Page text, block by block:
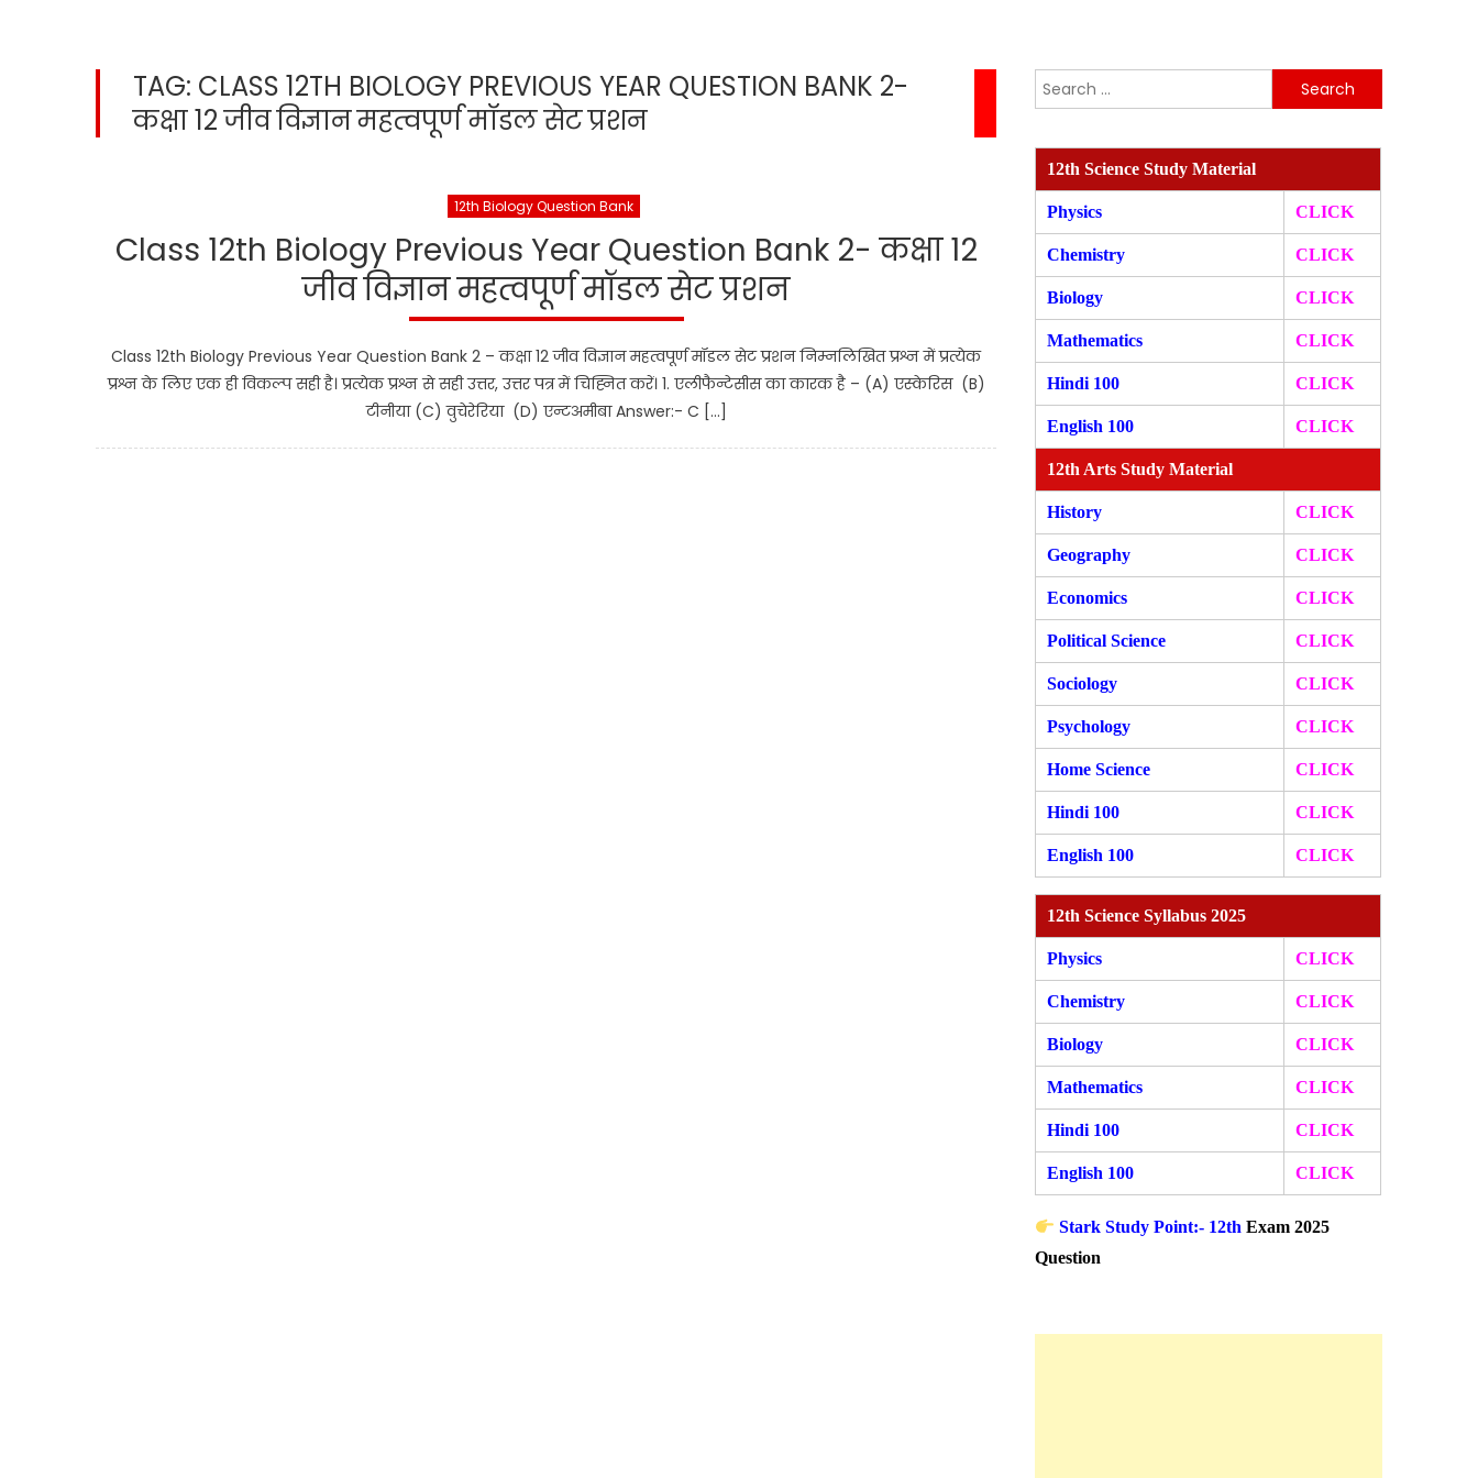
TAG: CLASS 12TH BIOLOGY PREVIOUS YEAR QUESTION BANK 2-
कक्षा 12 जीव विज्ञान महत्वपूर्ण मॉडल सेट प्रशन
12th Biology Question Bank
Class 12th Biology Previous Year Question Bank 2- कक्षा 12
जीव विज्ञान महत्वपूर्ण मॉडल सेट प्रशन
Class 12th Biology Previous Year Question Bank 2 – कक्षा 12 जीव विज्ञान महत्वपूर्ण मॉडल सेट प्रशन निम्नलिखित प्रश्न में प्रत्येक
प्रश्न के लिए एक ही विकल्प सही है। प्रत्येक प्रश्न से सही उत्तर, उत्तर पत्र में चिह्नित करें। 1. एलीफैन्टेसीस का कारक है – (A) एस्केरिस (B)
टीनीया (C) वुचेरेरिया (D) एन्टअमीबा Answer:- C […]
Search
for:
12th Science Study Material
Physics CLICK
Chemistry CLICK
Biology CLICK
Mathematics CLICK
Hindi 100 CLICK
English 100 CLICK
12th Arts Study Material
History CLICK
Geography CLICK
Economics CLICK
Political Science CLICK
Sociology CLICK
Psychology CLICK
Home Science CLICK
Hindi 100 CLICK
English 100 CLICK
12th Science Syllabus 2025
Physics CLICK
Chemistry CLICK
Biology CLICK
Mathematics CLICK
Hindi 100 CLICK
English 100 CLICK
Stark Study Point:- 12th Exam 2025
Question